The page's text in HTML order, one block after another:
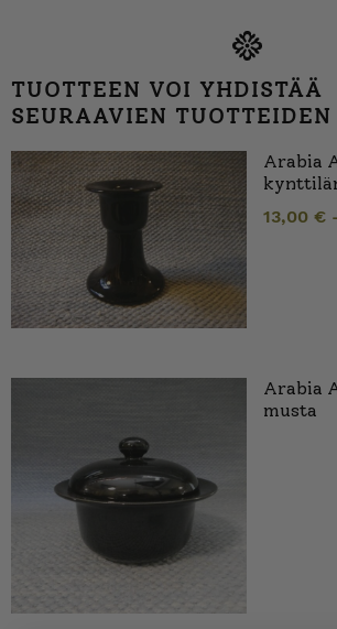
TUOTTEEN VOI YHDISTÄÄ
SEURAAVIEN TUOTTEIDEN
Arabia
13,00 €
Arabia
musta